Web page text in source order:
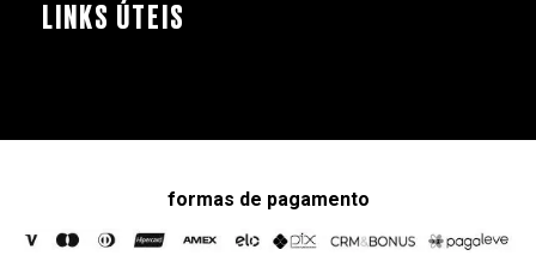
LINKS ÚTEIS
formas de pagamento